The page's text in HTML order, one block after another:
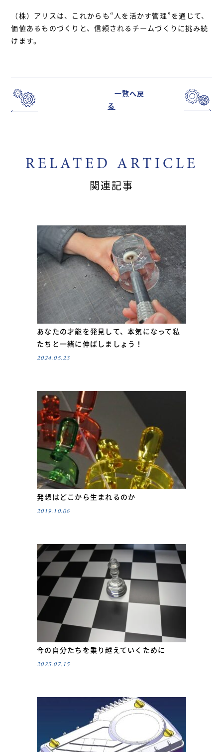
（株）アリスは、これからも“人を活かす管理”を通じて、
価値あるものづくりと、信頼されるチームづくりに挑み続
けます。
一覧へ戻
る
RELATED ARTICLE
関連記事
あなたの才能を発見して、本気になって私
たちと一緒に伸ばしましょう！
2024.05.23
発想はどこから生まれるのか
2019.10.06
今の自分たちを乗り越えていくために
2025.07.15